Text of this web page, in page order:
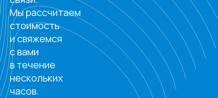
Мы рассчитаем
стоимость
и свяжемся
с вами
в течение
нескольких
часов.